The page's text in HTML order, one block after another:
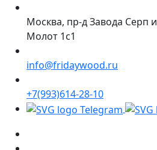
Москва, пр-д Завода Серп и
Молот 1с1
info@fridaywood.ru
+7(993)614-28-10